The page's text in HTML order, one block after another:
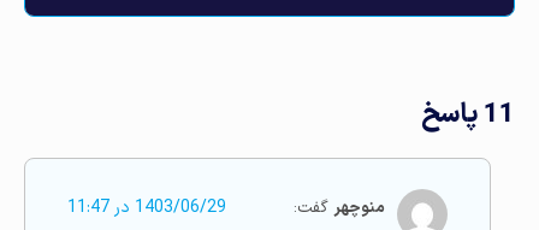
11 پاسخ
منوچهر گفت: 1403/06/29 در 11:47